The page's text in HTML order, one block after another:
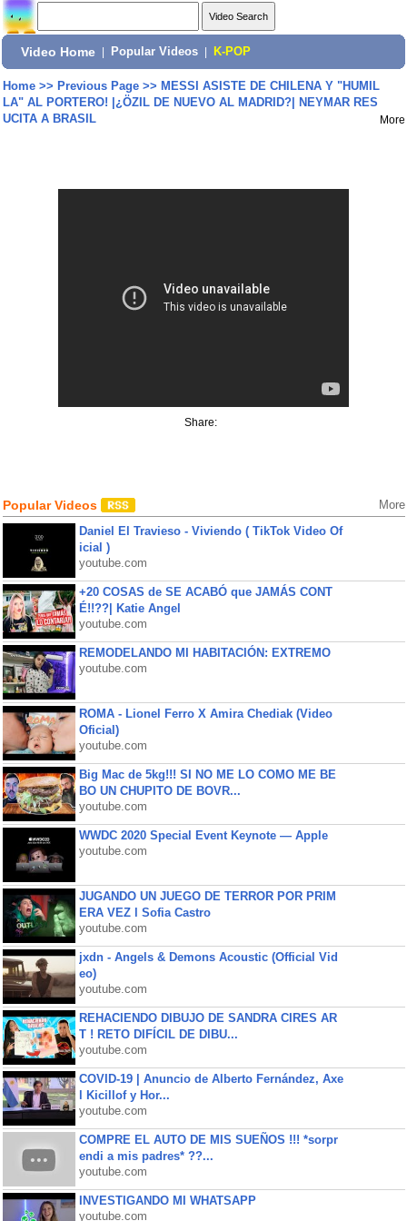
Video Home Popular Videos K-POP
Home>> Previous Page>> MESSI ASISTE DE CHILENA Y "HUMIL
LA" AL PORTERO! |¿ÖZIL DE NUEVO AL MADRID?| NEYMAR RES
UCITA A BRASIL
More
Share:
Popular Videos More
Daniel El Travieso - Viviendo ( TikTok Video Of
icial )
youtube.com
+20 COSAS de SE ACABÓ que JAMÁS CONT
É!!??| Katie Angel
youtube.com
REMODELANDO MI HABITACIÓN: EXTREMO
youtube.com
ROMA - Lionel Ferro X Amira Chediak (Video
Oficial)
youtube.com
Big Mac de 5kg!!! SI NO ME LO COMO ME BE
BO UN CHUPITO DE BOVR...
youtube.com
WWDC 2020 Special Event Keynote — Apple
youtube.com
JUGANDO UN JUEGO DE TERROR POR PRIM
ERA VEZ l Sofia Castro
youtube.com
jxdn - Angels & Demons Acoustic (Official Vid
eo)
youtube.com
REHACIENDO DIBUJO DE SANDRA CIRES AR
T ! RETO DIFÍCIL DE DIBU...
youtube.com
COVID-19 | Anuncio de Alberto Fernández, Axe
l Kicillof y Hor...
youtube.com
COMPRE EL AUTO DE MIS SUEÑOS !!! *sorpr
endi a mis padres* ??...
youtube.com
INVESTIGANDO MI WHATSAPP
youtube.com